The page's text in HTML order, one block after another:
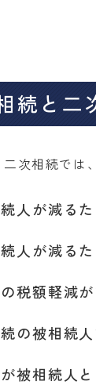
続と二
次相続では
人が減る
人が減る
税額軽減
の被相続
被相続人